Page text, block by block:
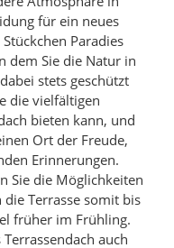
für ein neues
Paradies
dem Sie die Natur in
stets geschützt
die vielfältigen
bieten kann, und
Ort der Freude,
Erinnerungen.
Sie die Möglichkeiten
die Terrasse somit bis
früher im Frühling.
auch